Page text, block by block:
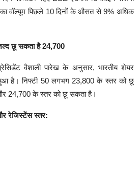
वॉल्यूम पिछले 10 दिनों के औसत से 9% अधिक
छू सकता है24,700
वैशाली पारेख के अनुसार, भारतीय शेयर
है। निफ्टी 50 लगभग 23,800 के स्तर को छू
24,700 के स्तर को छू सकता है।
रेजिस्टेंस स्तर: